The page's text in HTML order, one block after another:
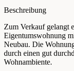
Beschreibung
Zum Verkauf gelangt
Eigentumswohnung
Neubau. Die
durch einen gut
Wohnambiente.